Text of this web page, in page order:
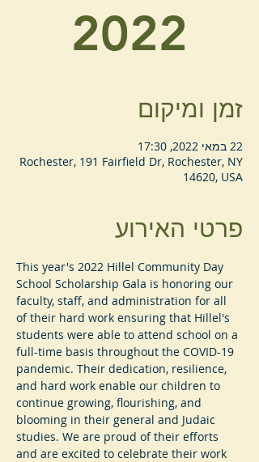
2022
זמן ומיקום
22 במאי 2022, 17:30
Rochester, 191 Fairfield Dr, Rochester, NY
14620, USA
פרטי האירוע
This year's 2022 Hillel Community Day
School Scholarship Gala is honoring our
faculty, staff, and administration for all
of their hard work ensuring that Hillel's
students were able to attend school on a
full-time basis throughout the COVID-19
pandemic. Their dedication, resilience,
and hard work enable our children to
continue growing, flourishing, and
blooming in their general and Judaic
studies. We are proud of their efforts
and are excited to celebrate their work